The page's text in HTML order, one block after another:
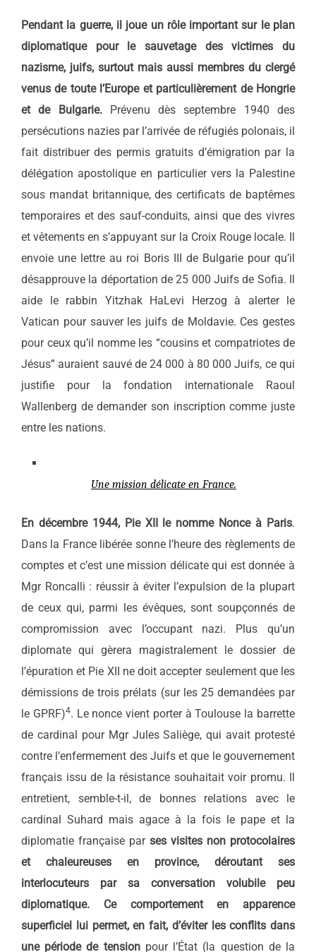
Pendant la guerre, il joue un rôle important sur le plan
diplomatique pour le sauvetage des victimes du
nazisme, juifs, surtout mais aussi membres du clergé
venus de toute l’Europe et particulièrement de Hongrie
et de Bulgarie.Prévenu dès septembre 1940 des
persécutions nazies par l’arrivée de réfugiés polonais, il
fait distribuer des permis gratuits d’émigration par la
délégation apostolique en particulier vers la Palestine
sous mandat britannique, des certificats de baptêmes
temporaires et des sauf-conduits, ainsi que des vivres
et vêtements en s’appuyant sur la Croix Rouge locale. Il
envoie une lettre au roi Boris III de Bulgarie pour qu’il
désapprouve la déportation de 25 000 Juifs de Sofia. Il
aide le rabbin Yitzhak HaLevi Herzog à alerter le
Vatican pour sauver les juifs de Moldavie. Ces gestes
pour ceux qu’il nomme les “cousins et compatriotes de
Jésus” auraient sauvé de 24 000 à 80 000 Juifs, ce qui
justifie pour la fondation internationale Raoul
Wallenberg de demander son inscription comme juste
entre les nations.
Une mission délicate en France.
En décembre 1944, Pie XII le nomme Nonce à Paris.
Dans la France libérée sonne l’heure des règlements de
comptes et c’est une mission délicate qui est donnée à
Mgr Roncalli : réussir à éviter l’expulsion de la plupart
de ceux qui, parmi les évêques, sont soupçonnés de
compromission avec l’occupant nazi. Plus qu’un
diplomate qui gèrera magistralement le dossier de
l’épuration et Pie XII ne doit accepter seulement que les
démissions de trois prélats (sur les 25 demandées par
le GPRF)4. Le nonce vient porter à Toulouse la barrette
de cardinal pour Mgr Jules Saliège, qui avait protesté
contre l’enfermement des Juifs et que le gouvernement
français issu de la résistance souhaitait voir promu. Il
entretient, semble-t-il, de bonnes relations avec le
cardinal Suhard mais agace à la fois le pape et la
diplomatie française par ses visites non protocolaires
et chaleureuses en province, déroutant ses
interlocuteurs par sa conversation volubile peu
diplomatique. Ce comportement en apparence
superficiel lui permet, en fait, d’éviter les conflits dans
une période de tensionpour l’État (la question de la